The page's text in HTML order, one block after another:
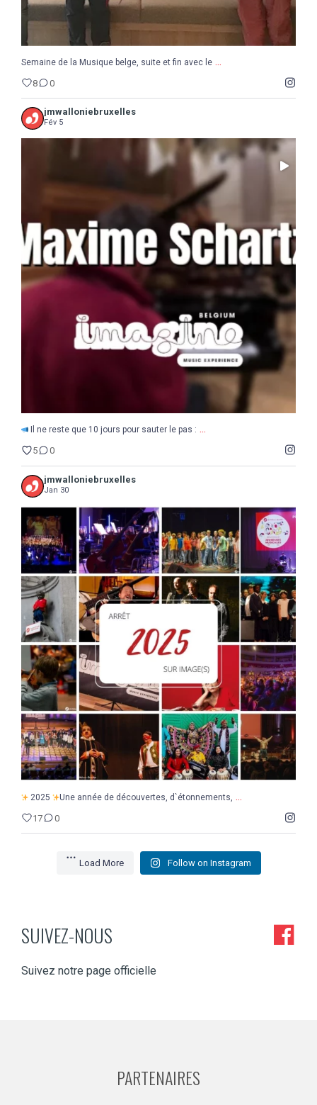
Semaine de la Musique belge, suite et fin avec le ...
8 0
jmwalloniebruxelles
Fév 5
Il ne reste que 10 jours pour sauter le pas :
5
Il ne reste que 10 jours pour sauter le pas : ...
5 0
jmwalloniebruxelles
Jan 30
2025 Une année de découvertes, d`étonnements, ...
2025 Une année de découvertes, d`étonnements, ...
17 0
Load More Follow on Instagram
SUIVEZ-NOUS
Suivez notre page officielle
PARTENAIRES